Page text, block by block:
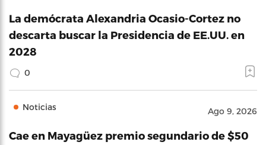
La demócrata Alexandria Ocasio-Cortez no
descarta buscar la Presidencia de EE.UU. en
2028
0
Noticias Ago 9, 2026
Cae en Mayagüez premio segundario de $50